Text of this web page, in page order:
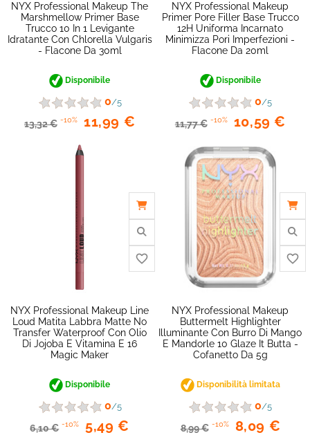
NYX Professional Makeup The
Marshmellow Primer Base
Trucco 10 In 1 Levigante
Idratante Con Chlorella Vulgaris
- Flacone Da 30ml
Disponibile
0/5
13,32 € -10% 11,99 €
NYX Professional Makeup
Primer Pore Filler Base Trucco
12H Uniforma Incarnato
Minimizza Pori Imperfezioni -
Flacone Da 20ml
Disponibile
0/5
11,77 € -10% 10,59 €
NYX Professional Makeup Line
Loud Matita Labbra Matte No
Transfer Waterproof Con Olio
Di Jojoba E Vitamina E 16
Magic Maker
Disponibile
0/5
6,10 € -10% 5,49 €
NYX Professional Makeup
Buttermelt Highlighter
Illuminante Con Burro Di Mango
E Mandorle 10 Glaze It Butta -
Cofanetto Da 5g
Disponibilità limitata
0/5
8,99 € -10% 8,09 €